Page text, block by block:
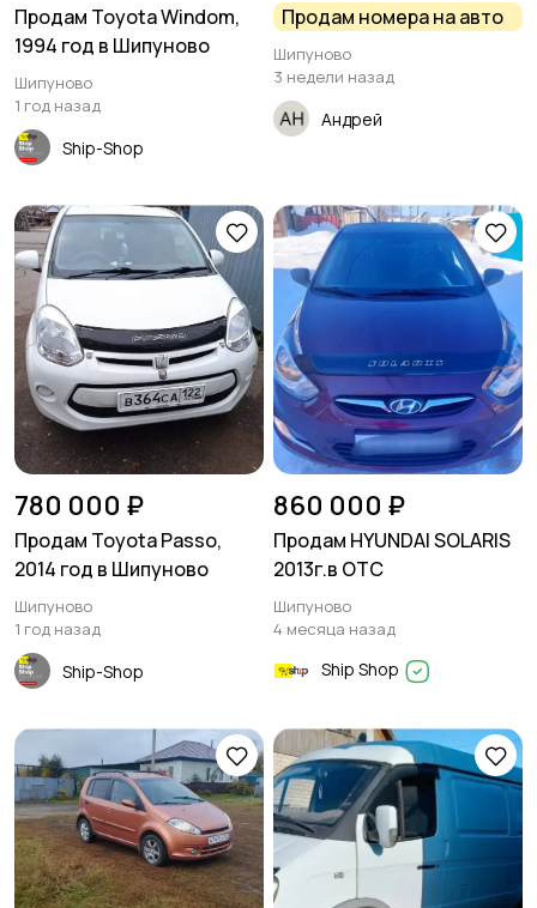
Продам Toyota Windom,
1994 год в Шипуново
Шипуново
1 год назад
Ship-Shop
Продам номера на авто
Шипуново
3 недели назад
Андрей
780 000 ₽
Продам Toyota Passo,
2014 год в Шипуново
Шипуново
1 год назад
Ship-Shop
860 000 ₽
Продам HYUNDAI SOLARIS
2013г.в ОТС
Шипуново
4 месяца назад
Ship Shop